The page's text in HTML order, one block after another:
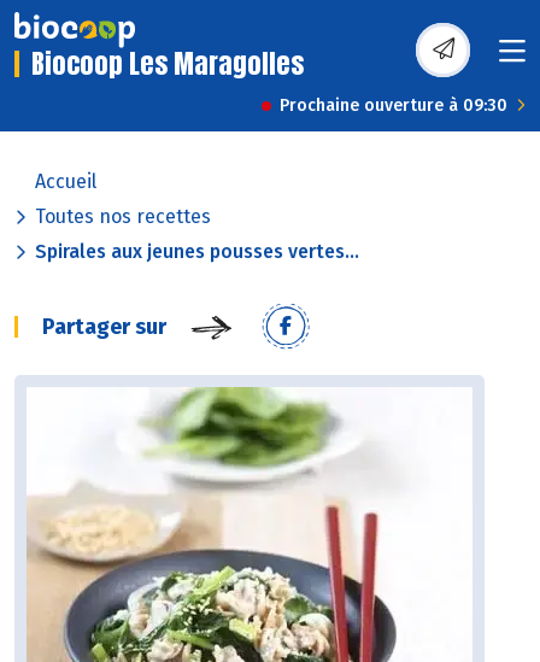
Biocoop Les Maragolles
Prochaine ouverture à 09:30
Accueil
Toutes nos recettes
Spirales aux jeunes pousses vertes...
Partager sur